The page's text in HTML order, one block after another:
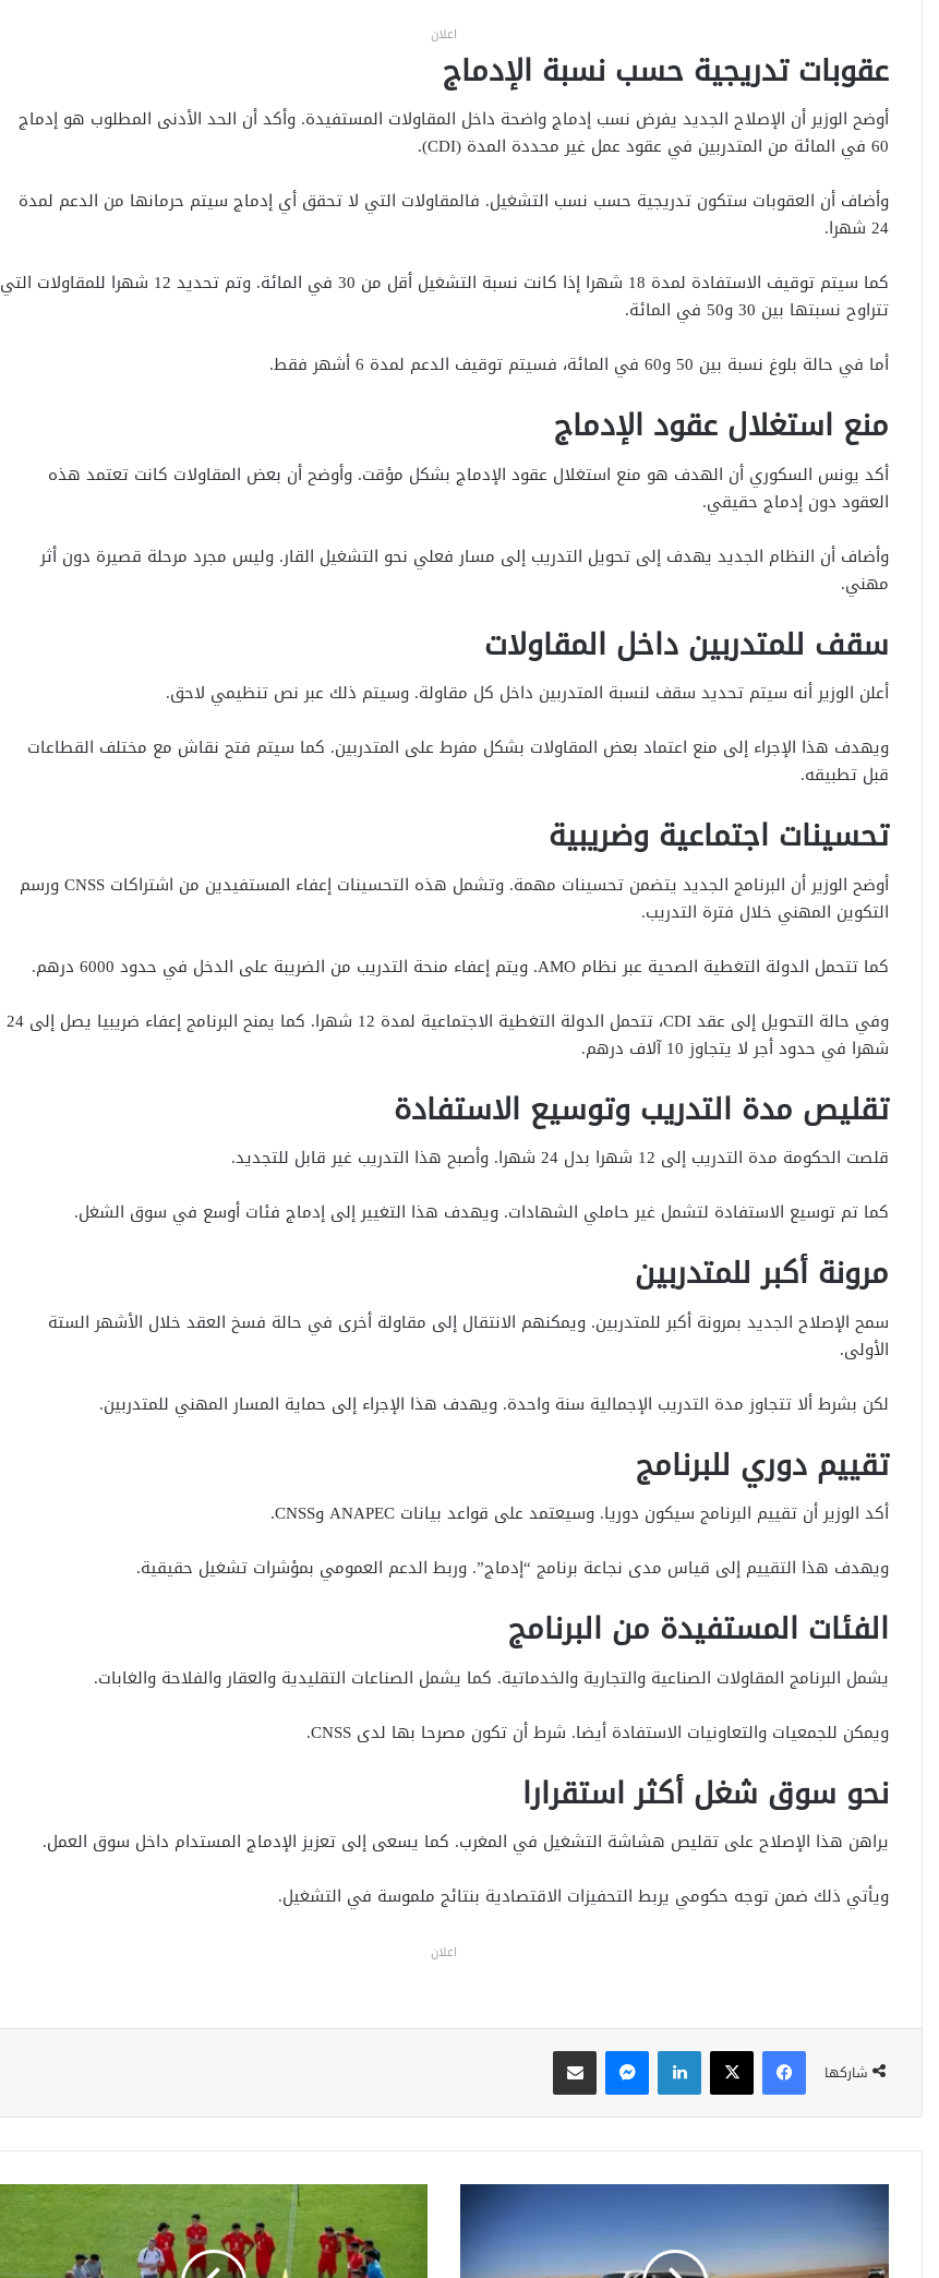
اعلان
عقوبات تدريجية حسب نسبة الإدماج
أوضح الوزير أن الإصلاح الجديد يفرض نسب إدماج واضحة داخل المقاولات المستفيدة. وأكد أن الحد الأدنى المطلوب هو إدماج
60 في المائة من المتدربين في عقود عمل غير محددة المدة (CDI).
وأضاف أن العقوبات ستكون تدريجية حسب نسب التشغيل. فالمقاولات التي لا تحقق أي إدماج سيتم حرمانها من الدعم لمدة
24 شهرا.
كما سيتم توقيف الاستفادة لمدة 18 شهرا إذا كانت نسبة التشغيل أقل من 30 في المائة. وتم تحديد 12 شهرا للمقاولات التي
تتراوح نسبتها بين 30 و50 في المائة.
أما في حالة بلوغ نسبة بين 50 و60 في المائة، فسيتم توقيف الدعم لمدة 6 أشهر فقط.
منع استغلال عقود الإدماج
أكد يونس السكوري أن الهدف هو منع استغلال عقود الإدماج بشكل مؤقت. وأوضح أن بعض المقاولات كانت تعتمد هذه
العقود دون إدماج حقيقي.
وأضاف أن النظام الجديد يهدف إلى تحويل التدريب إلى مسار فعلي نحو التشغيل القار. وليس مجرد مرحلة قصيرة دون أثر
مهني.
سقف للمتدربين داخل المقاولات
أعلن الوزير أنه سيتم تحديد سقف لنسبة المتدربين داخل كل مقاولة. وسيتم ذلك عبر نص تنظيمي لاحق.
ويهدف هذا الإجراء إلى منع اعتماد بعض المقاولات بشكل مفرط على المتدربين. كما سيتم فتح نقاش مع مختلف القطاعات
قبل تطبيقه.
تحسينات اجتماعية وضريبية
أوضح الوزير أن البرنامج الجديد يتضمن تحسينات مهمة. وتشمل هذه التحسينات إعفاء المستفيدين من اشتراكات CNSS ورسم
التكوين المهني خلال فترة التدريب.
كما تتحمل الدولة التغطية الصحية عبر نظام AMO. ويتم إعفاء منحة التدريب من الضريبة على الدخل في حدود 6000 درهم.
وفي حالة التحويل إلى عقد CDI، تتحمل الدولة التغطية الاجتماعية لمدة 12 شهرا. كما يمنح البرنامج إعفاء ضريبيا يصل إلى 24
شهرا في حدود أجر لا يتجاوز 10 آلاف درهم.
تقليص مدة التدريب وتوسيع الاستفادة
قلصت الحكومة مدة التدريب إلى 12 شهرا بدل 24 شهرا. وأصبح هذا التدريب غير قابل للتجديد.
كما تم توسيع الاستفادة لتشمل غير حاملي الشهادات. ويهدف هذا التغيير إلى إدماج فئات أوسع في سوق الشغل.
مرونة أكبر للمتدربين
سمح الإصلاح الجديد بمرونة أكبر للمتدربين. ويمكنهم الانتقال إلى مقاولة أخرى في حالة فسخ العقد خلال الأشهر الستة
الأولى.
لكن بشرط ألا تتجاوز مدة التدريب الإجمالية سنة واحدة. ويهدف هذا الإجراء إلى حماية المسار المهني للمتدربين.
تقييم دوري للبرنامج
أكد الوزير أن تقييم البرنامج سيكون دوريا. وسيعتمد على قواعد بيانات ANAPEC وCNSS.
ويهدف هذا التقييم إلى قياس مدى نجاعة برنامج “إدماج”. وربط الدعم العمومي بمؤشرات تشغيل حقيقية.
الفئات المستفيدة من البرنامج
يشمل البرنامج المقاولات الصناعية والتجارية والخدماتية. كما يشمل الصناعات التقليدية والعقار والفلاحة والغابات.
ويمكن للجمعيات والتعاونيات الاستفادة أيضا. شرط أن تكون مصرحا بها لدى CNSS.
نحو سوق شغل أكثر استقرارا
يراهن هذا الإصلاح على تقليص هشاشة التشغيل في المغرب. كما يسعى إلى تعزيز الإدماج المستدام داخل سوق العمل.
ويأتي ذلك ضمن توجه حكومي يربط التحفيزات الاقتصادية بنتائج ملموسة في التشغيل.
اعلان
شاركها
فيسبوك ‫X لينكدإن
م
ي